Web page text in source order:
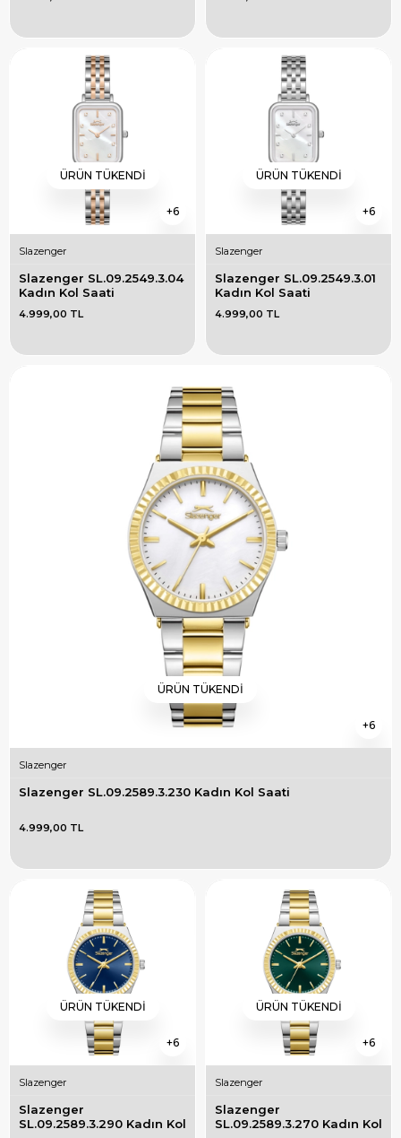
6
ÜRÜN TÜKENDI
Slazenger
Slazenger SL.09.2549.3.04
Kadın Kol Saati
4.999,00 TL
6
ÜRÜN TÜKENDI
Slazenger
Slazenger SL.09.2549.3.01
Kadın Kol Saati
4.999,00 TL
6
ÜRÜN TÜKENDI
Slazenger
Slazenger SL.09.2589.3.230 Kadın Kol Saati
4.999,00 TL
6
ÜRÜN TÜKENDI
Slazenger
Slazenger
SL.09.2589.3.290 Kadın Kol
6
ÜRÜN TÜKENDI
Slazenger
Slazenger
SL.09.2589.3.270 Kadın Kol